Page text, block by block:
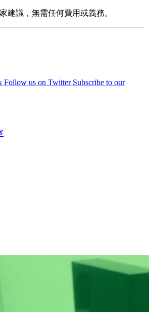
建議，無需任何費用或義務。
Follow us on Twitter Subscribe to our